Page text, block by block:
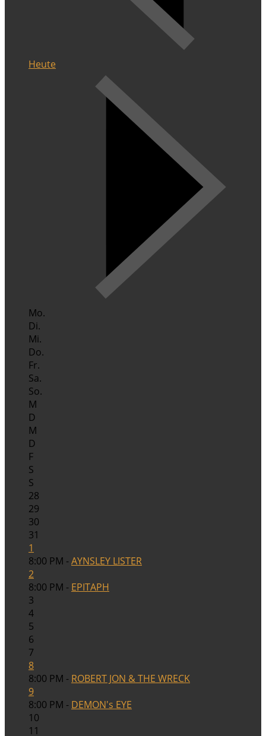
Heute
Mo.
Di.
Mi.
Do.
Fr.
Sa.
So.
M
D
M
D
F
S
S
28
29
30
31
1
8:00 PM -AYNSLEY LISTER
2
8:00 PM - EPITAPH
3
4
5
6
7
8
8:00 PM - ROBERT JON & THE WRECK
9
8:00 PM - DEMON's EYE
10
11